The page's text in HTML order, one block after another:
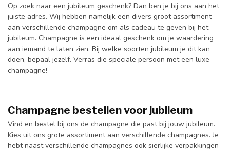
Op zoek naar een jubileum geschenk? Dan ben je bij ons aan het
juiste adres. Wij hebben namelijk een divers groot assortiment
aan verschillende champagne om als cadeau te geven bij het
jubileum. Champagne is een ideaal geschenk om je waardering
aan iemand te laten zien. Bij welke soorten jubileum je dit kan
doen, bepaal jezelf. Verras die speciale persoon met een luxe
champagne!
Champagne bestellen voor jubileum
Vind en bestel bij ons de champagne die past bij jouw jubileum.
Kies uit ons grote assortiment aan verschillende champagnes. Je
hebt naast verschillende champagnes ook sierlijke verpakkingen